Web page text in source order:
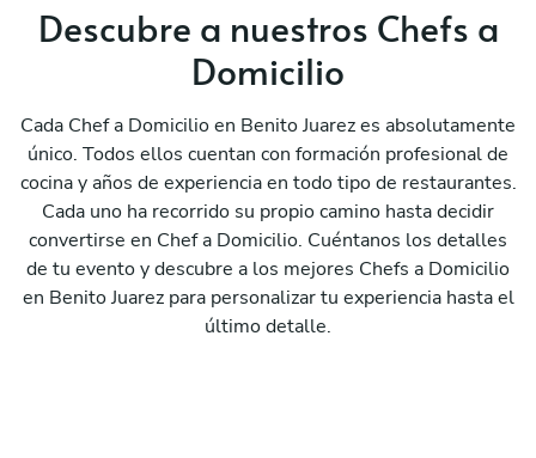
Descubre a nuestros Chefs a
Domicilio
Cada Chef a Domicilio en Benito Juarez es absolutamente
único. Todos ellos cuentan con formación profesional de
cocina y años de experiencia en todo tipo de restaurantes.
Cada uno ha recorrido su propio camino hasta decidir
convertirse en Chef a Domicilio. Cuéntanos los detalles
de tu evento y descubre a los mejores Chefs a Domicilio
en Benito Juarez para personalizar tu experiencia hasta el
último detalle.